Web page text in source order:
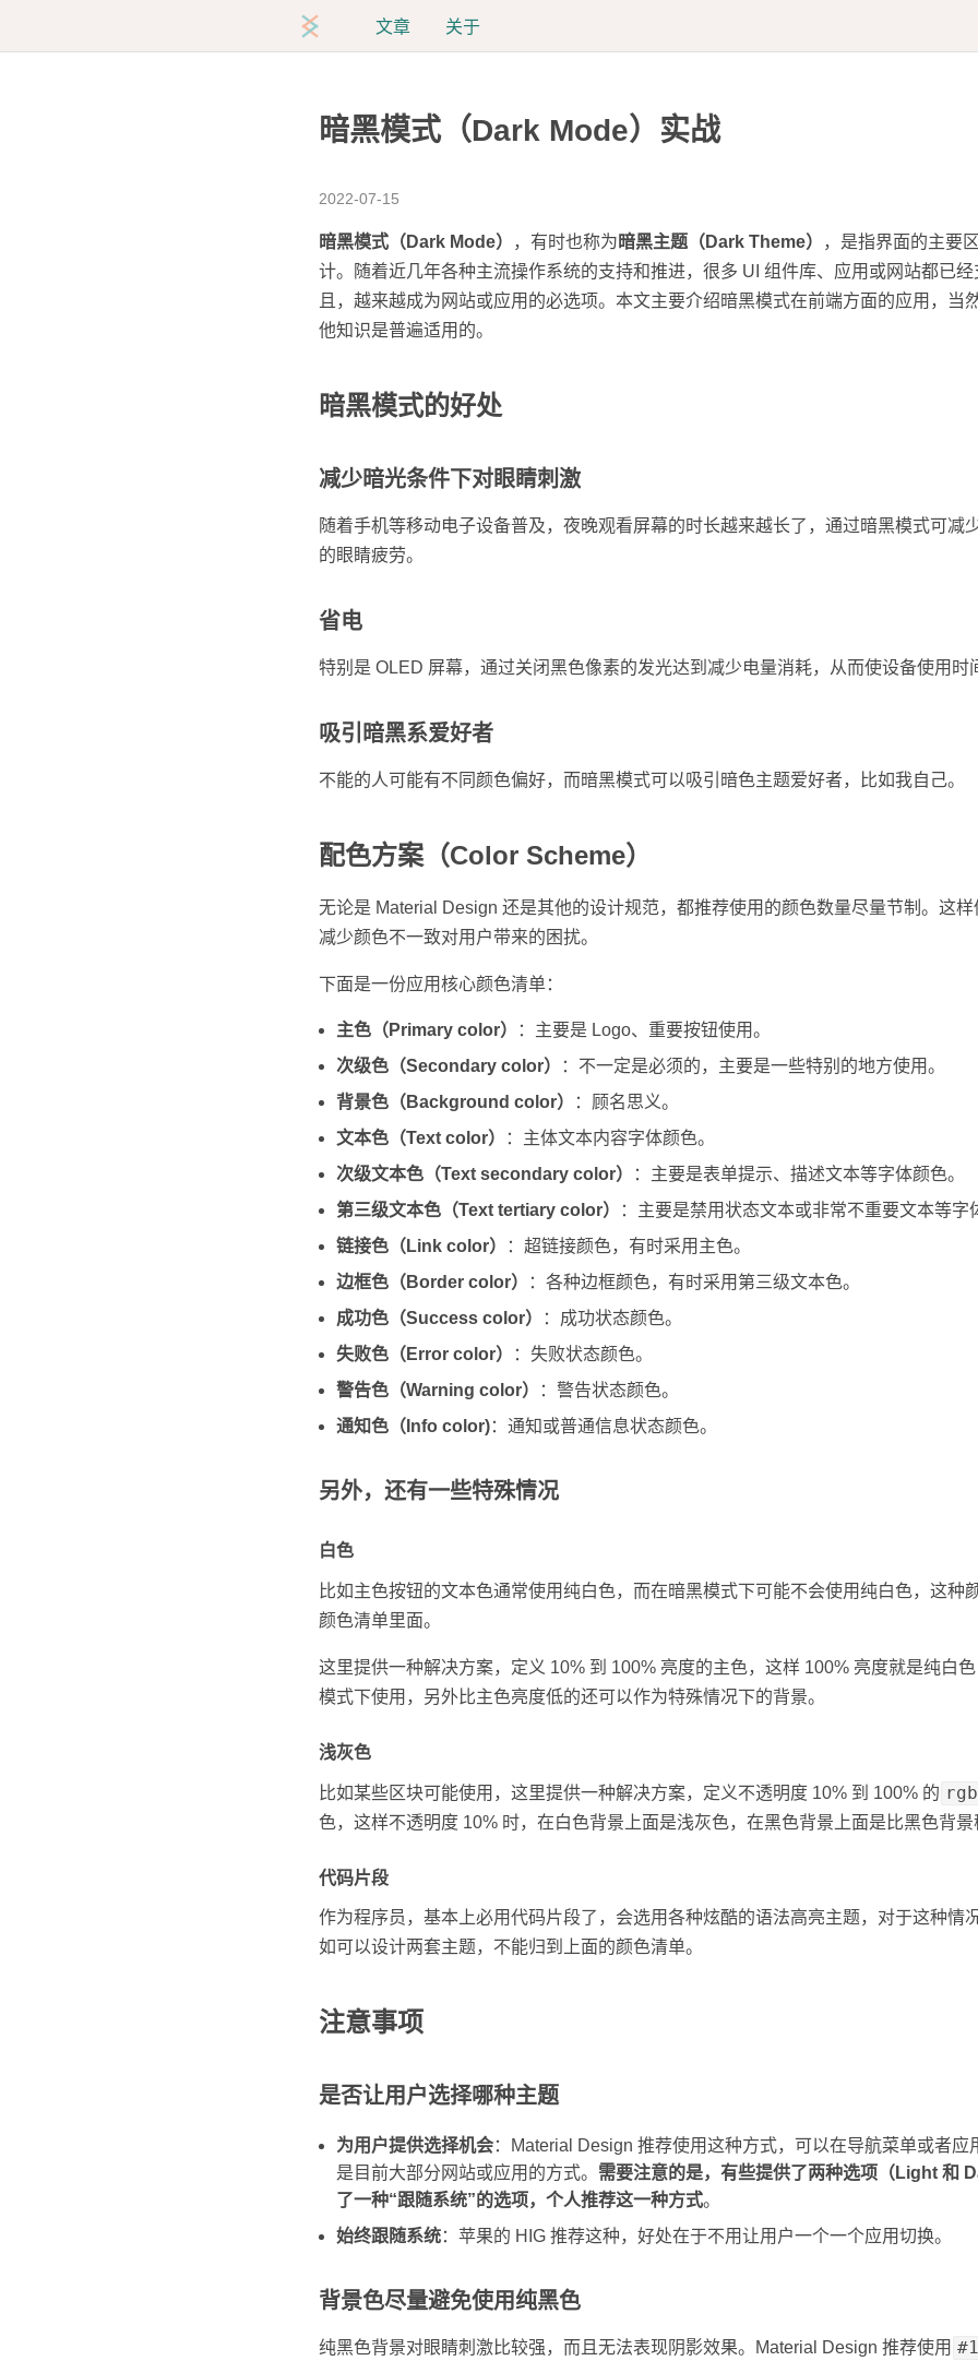
文章 关于
暗黑模式（Dark Mode）实战
2022-07-15
暗黑模式（Dark Mode） ，有时也称为 暗黑主题（Dark Theme）
，是指界面的主要
计。随着近几年各种主流操作系统的支持和推进，很多 UI 组件库、应用或网站都已
且，越来越成为网站或应用的必选项。本文主要介绍暗黑模式在前端方面的应用，当
他知识是普遍适用的。
暗黑模式的好处
减少暗光条件下对眼睛刺激
随着手机等移动电子设备普及，夜晚观看屏幕的时长越来越长了，通过暗黑模式可减
的眼睛疲劳。
省电
特别是 OLED 屏幕，通过关闭黑色像素的发光达到减少电量消耗，从而使设备使用时
吸引暗黑系爱好者
不能的人可能有不同颜色偏好，而暗黑模式可以吸引暗色主题爱好者，比如我自己。
配色方案（Color Scheme）
无论是 Material Design 还是其他的设计规范，都推荐使用的颜色数量尽量节制。这
减少颜色不一致对用户带来的困扰。
下面是一份应用核心颜色清单：
主色（Primary color）
：主要是 Logo、重要按钮使用。
次级色（Secondary color）
：不一定是必须的，主要是一些特别的地方使用。
背景色（Background color）
：顾名思义。
文本色（Text color）
：主体文本内容字体颜色。
次级文本色（Text secondary color）
：主要是表单提示、描述文本等字体颜色。
第三级文本色（Text tertiary color）
：主要是禁用状态文本或非常不重要文本等字
链接色（Link color）
：超链接颜色，有时采用主色。
边框色（Border color）
：各种边框颜色，有时采用第三级文本色。
成功色（Success color）
：成功状态颜色。
失败色（Error color）
：失败状态颜色。
警告色（Warning color）
：警告状态颜色。
通知色（Info color)：通知或普通信息状态颜色。
另外，还有一些特殊情况
白色
比如主色按钮的文本色通常使用纯白色，而在暗黑模式下可能不会使用纯白色，这种
颜色清单里面。
这里提供一种解决方案，定义 10% 到 100% 亮度的主色，这样 100% 亮度就是纯白
模式下使用，另外比主色亮度低的还可以作为特殊情况下的背景。
浅灰色
比如某些区块可能使用，这里提供一种解决方案，定义不透明度 10% 到 100% 的
色，这样不透明度 10% 时，在白色背景上面是浅灰色，在黑色背景上面是比黑色背
代码片段
作为程序员，基本上必用代码片段了，会选用各种炫酷的语法高亮主题，对于这种情
如可以设计两套主题，不能归到上面的颜色清单。
注意事项
是否让用户选择哪种主题
为用户提供选择机会：Material Design 推荐使用这种方式，可以在导航菜单或者应
是目前大部分网站或应用的方式。 需要注意的是，有些提供了两种选项（Light 和
了一种“跟随系统”的选项，个人推荐这一种方式。
始终跟随系统：苹果的 HIG 推荐这种，好处在于不用让用户一个一个应用切换。
背景色尽量避免使用纯黑色
纯黑色背景对眼睛刺激比较强，而且无法表现阴影效果。Material Design 推荐使用